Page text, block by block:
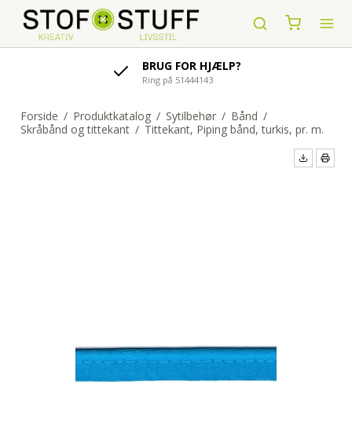
AFSENDELSE AF ORDRE
indenfor 1-4 hverdage
Forside / Produktkatalog / Sytilbehør / Bånd /
Skråbånd og tittekant / Tittekant, Piping bånd, turkis, pr. m.